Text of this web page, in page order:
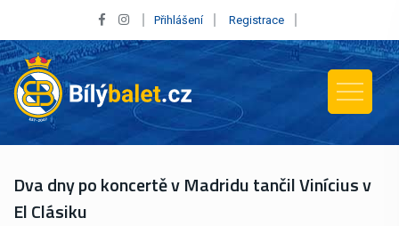
Přihlášení Registrace
Dva dny po koncertě v Madridu tančil Vinícius v
El Clásiku